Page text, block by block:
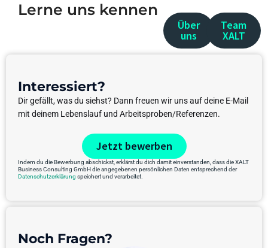
Lerne uns kennen
Über
uns
Team
XALT
Interessiert?
Dir gefällt, was du siehst? Dann freuen wir uns auf deine E-Mail
mit deinem Lebenslauf und Arbeitsproben/Referenzen.
Jetzt bewerben
Indem du die Bewerbung abschickst, erklärst du dich damit einverstanden, dass die XALT
Business Consulting GmbH die angegebenen persönlichen Daten entsprechend der
Datenschutzerklärung speichert und verarbeitet.
Noch Fragen?